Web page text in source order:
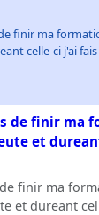
finir ma
celle-ci j'ai
de finir ma
et
finir ma
et dureant